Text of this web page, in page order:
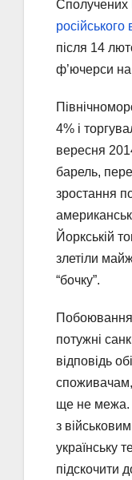
Сполучених
російського
після 14
ф’ючерси
4% і
вересня
барель,
зростання
Йоркській
злетіли
“бочку”.
потужні
відповідь
споживачам,
ще не межа.
з
українську
підскочити